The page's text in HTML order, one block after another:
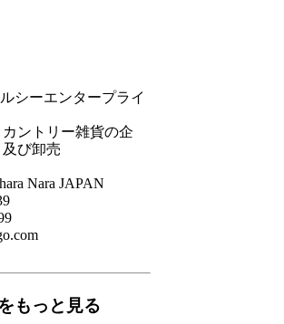
シーエンタープライ
ントリー雑貨の企
び卸売
Nara JAPAN
もっと見る